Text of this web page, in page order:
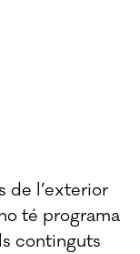
de l’exterior
té programa
continguts